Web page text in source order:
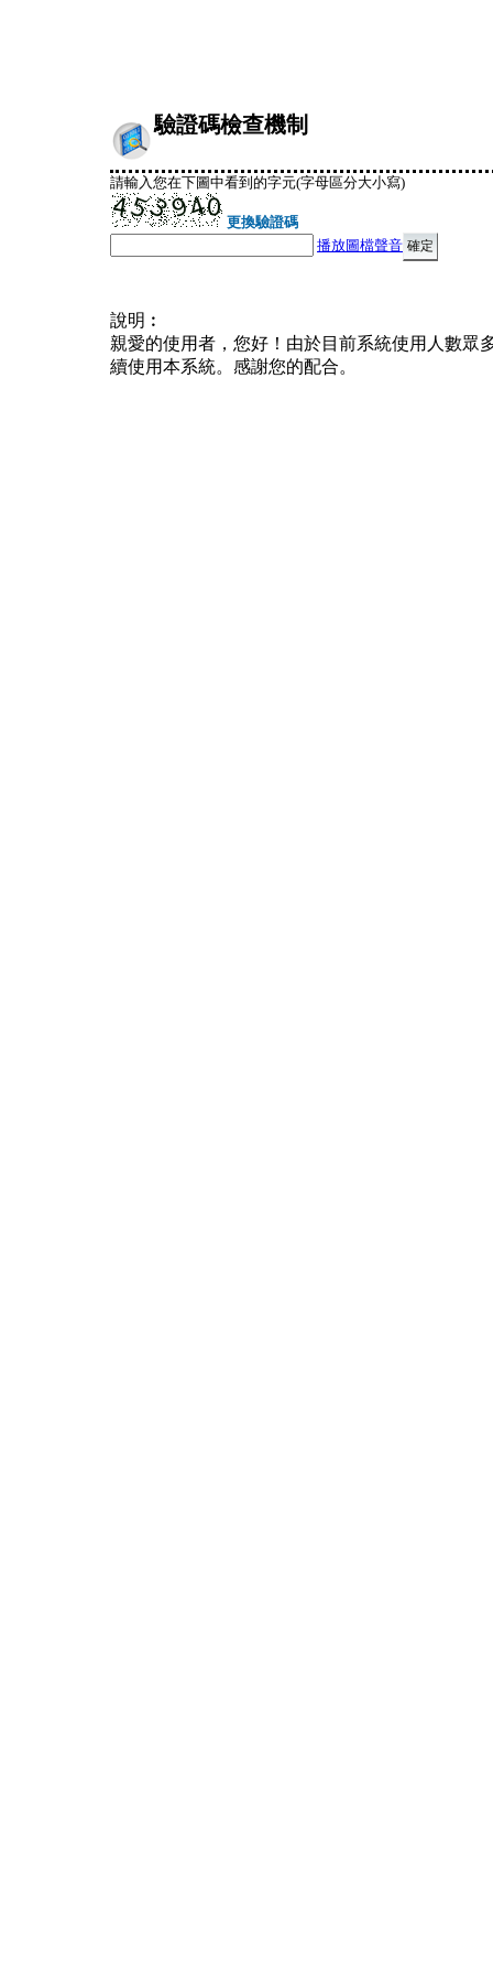
驗證碼檢查機制
請輸入您在下圖中看到的字元(字母區分大小寫)
更換驗證碼
播放圖檔聲音
說明︰
親愛的使用者，您好！由於目前系統使用人數眾
續使用本系統。感謝您的配合。